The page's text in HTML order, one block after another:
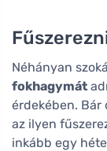
Néhányan
fokhagymát
érdekében.
az ilyen
inkább egy